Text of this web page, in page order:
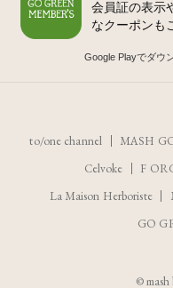
会員証の表示
なクーポンも
Google Playでダウ
to/one channel MASH
Celvoke
F
La Maison Herboriste
GO
©